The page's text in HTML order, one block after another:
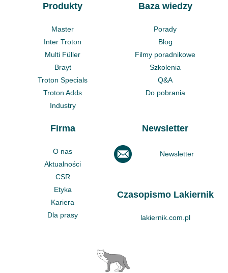
Produkty
Master
Inter Troton
Multi Füller
Brayt
Troton Specials
Troton Adds
Industry
Baza wiedzy
Porady
Blog
Filmy poradnikowe
Szkolenia
Q&A
Do pobrania
Firma
O nas
Aktualności
CSR
Etyka
Kariera
Dla prasy
Newsletter
Newsletter
Czasopismo Lakiernik
lakiernik.com.pl